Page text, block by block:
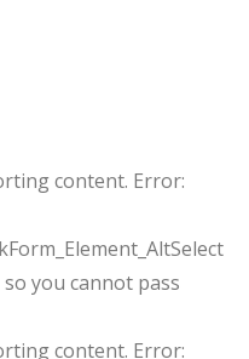
content. Error:
you cannot pass
content. Error: